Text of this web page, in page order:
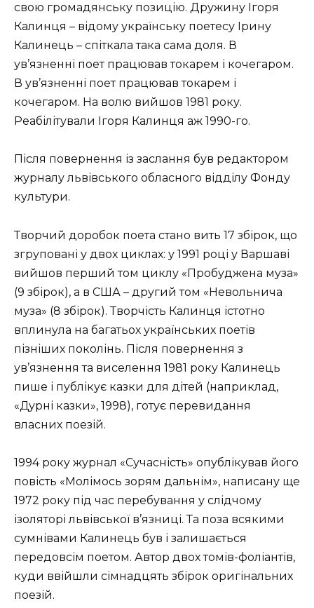
свою громадянську позицію. Дружину Ігоря
Калинця – відому українську поетесу Ірину
Калинець – спітка­ла така сама доля. В
ув’язненні поет працював токарем і кочегаром.
В ув’язненні поет працював токарем і
кочегаром. На волю вийшов 1981 року.
Реабілітува­ли Ігоря Калинця аж 1990-го.
Після повернення із заслання був редактором
журналу львівського обласного відділу Фонду
культури.
Творчий доробок поета стано­ вить 17 збірок, що
згруповані у двох циклах: у 1991 році у Варшаві
вийшов перший том циклу «Пробуджена муза»
(9 збірок), а в США – дру­гий том «Невольнича
муза» (8 збірок). Творчість Калинця істотно
вплинула на ба­гатьох українських поетів
пізніших поколінь. Після повернення з
ув’язнення та виселення 1981 року Калинець
пише і публікує каз­ки для дітей (наприклад,
«Дурні казки», 1998), готує перевидання
власних поезій.
1994 року журнал «Сучасність» опублікував його
повість «Молімось зорям дальнім», написану ще
1972 року під час перебування у слідчому
ізоляторі львівської в’язниці. Та поза всякими
сумнівами Калинець був і залишається
передовсім поетом. Автор двох томів-фоліантів,
куди ввійшли сімнадцять збірок оригінальних
поезій.